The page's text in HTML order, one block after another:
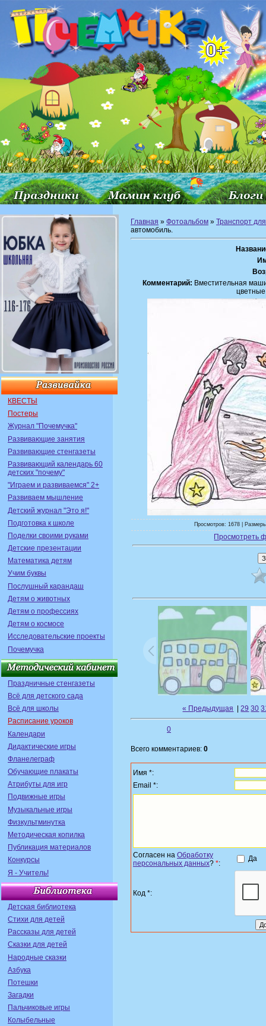
КВЕСТЫ
Постеры
Журнал "Почемучка"
Развивающие занятия
Развивающие стенгазеты
Развивающий календарь 60
детских "почему"
"Играем и развиваемся" 2+
Развиваем мышление
Детский журнал "Это я!"
Подготовка к школе
Поделки своими руками
Детские презентации
Математика детям
Учим буквы
Послушный карандаш
Детям о животных
Детям о профессиях
Детям о космосе
Исследовательские проекты
Почемучка
Праздничные стенгазеты
Всё для детского сада
Всё для школы
Расписание уроков
Календари
Дидактические игры
Фланелеграф
Обучающие плакаты
Атрибуты для игр
Подвижные игры
Музыкальные игры
Физкультминутка
Методическая копилка
Публикация материалов
Конкурсы
Я - Учитель!
Детская библиотека
Стихи для детей
Рассказы для детей
Сказки для детей
Народные сказки
Азбука
Потешки
Загадки
Пальчиковые игры
Колыбельные
Главная » Фотоальбом » Транспорт
автомобиль.
Комментарий: Вместительная
Просмотров: 1678 |
Просмотреть
« Предыдущая |29 30
0
Всего комментариев: 0
Имя *:
Email *:
Согласен на Обработку
персональных данных? *:
Да
Код *: